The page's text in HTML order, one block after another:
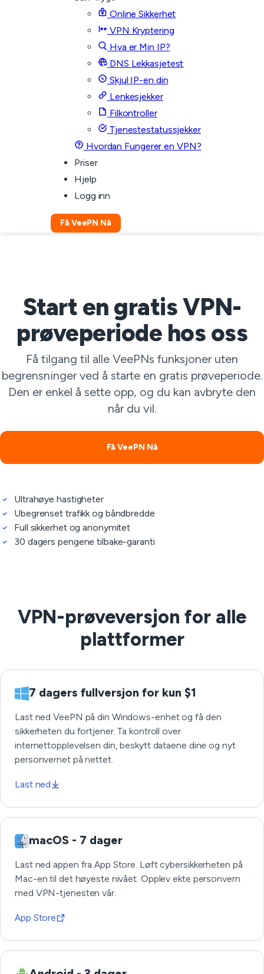
Online Sikkerhet
VPN Kryptering
Hva er Min IP?
DNS Lekkasjetest
Skjul IP-en din
Lenkesjekker
Filkontroller
Tjenestestatussjekker
Hvordan Fungerer en VPN?
Priser
Hjelp
Logg inn
Få VeePN Nå
Start en gratis VPN-
prøveperiode hos oss
Få tilgang til alle VeePNs funksjoner uten
begrensninger ved å starte en gratis prøveperiode.
Den er enkel å sette opp, og du kan avbryte den
når du vil.
Få VeePN Nå
Ultrahøye hastigheter
Ubegrenset trafikk og båndbredde
Full sikkerhet og anonymitet
30 dagers pengene tilbake-garanti
VPN-prøveversjon for alle
plattformer
7 dagers fullversjon for kun $1
Last ned VeePN på din Windows-enhet og få den
sikkerheten du fortjener. Ta kontroll over
internettopplevelsen din, beskytt dataene dine og nyt
personvernet på nettet.
Last ned
macOS - 7 dager
Last ned appen fra App Store. Løft cybersikkerheten på
Mac-en til det høyeste nivået. Opplev ekte personvern
med VPN-tjenesten vår.
App Store